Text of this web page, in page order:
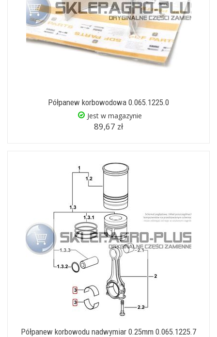
Półpanew korbowodowa 0.065.1225.0
Jest w magazynie
89,67 zł
Półpanew korbowodu nadwymiar 0.25mm 0.065.1225.7